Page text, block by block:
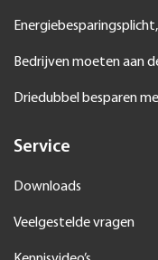
Bedrijven moeten aan
Driedubbel besparen
Service
Downloads
Veelgestelde vragen